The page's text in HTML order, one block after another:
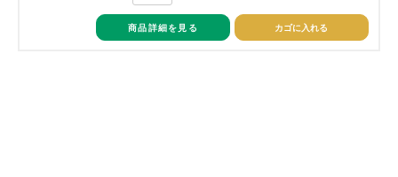
商品詳細を見る カゴに入れる